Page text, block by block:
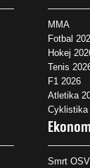
MMA
Fotbal
Hokej
Tenis
F1 2026
Atletika
Cyklistika
Smrt